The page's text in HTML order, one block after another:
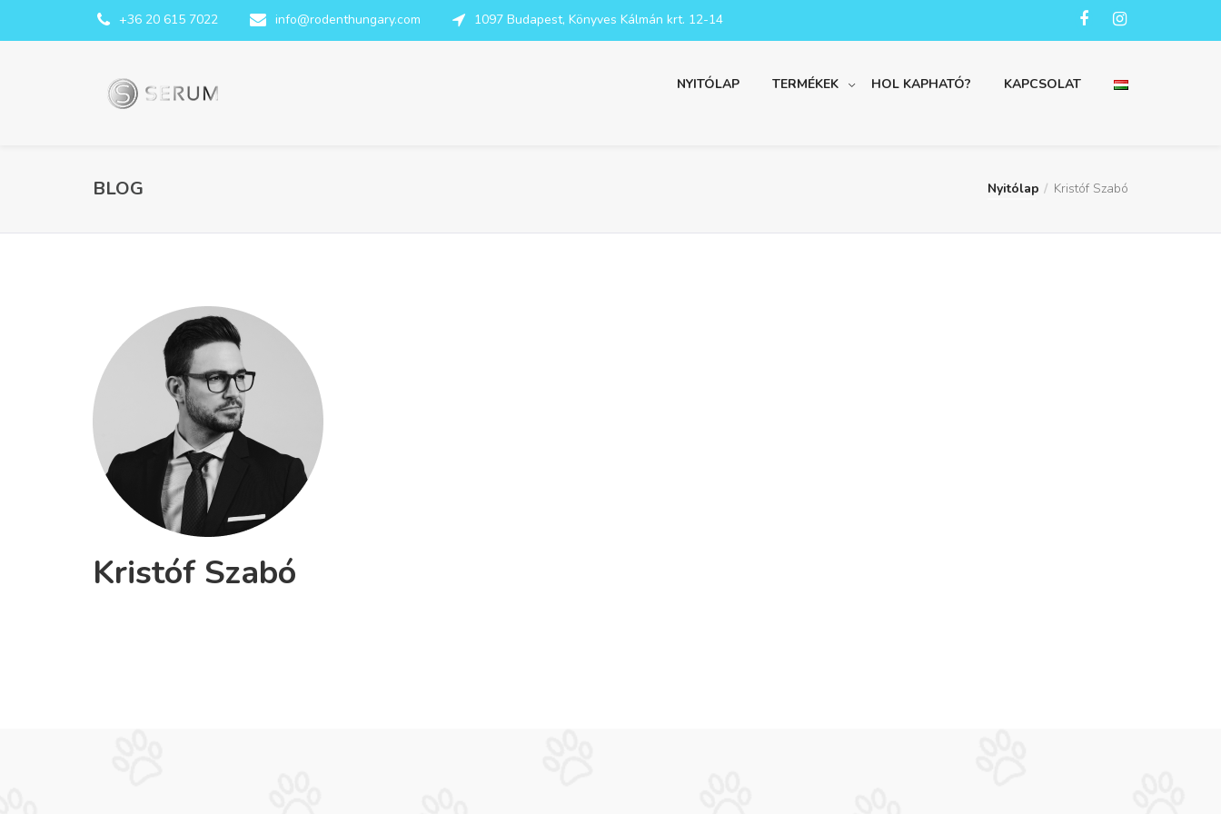
+36 20 615 7022 info@rodenthungary.com 1097 Budapest, Könyves Kálmán krt. 12-14
NYITÓLAP TERMÉKEK HOL KAPHATÓ? KAPCSOLAT
BLOG Nyitólap Kristóf Szabó
Kristóf Szabó